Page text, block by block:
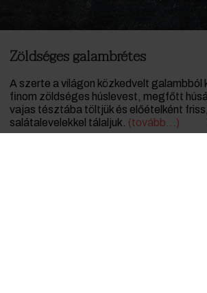
Zöldséges galambrétes
A szerte a világon közkedvelt galambból
finom zöldséges húslevest, megfőtt
vajas tésztába töltjük és előételként
salátalevelekkel tálaljuk. (tovább…)